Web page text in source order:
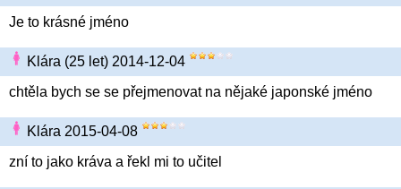
Je to krásné jméno
Klára (25 let) 2014-12-04
chtěla bych se se přejmenovat na nějaké japonské jméno
Klára 2015-04-08
zní to jako kráva a řekl mi to učitel